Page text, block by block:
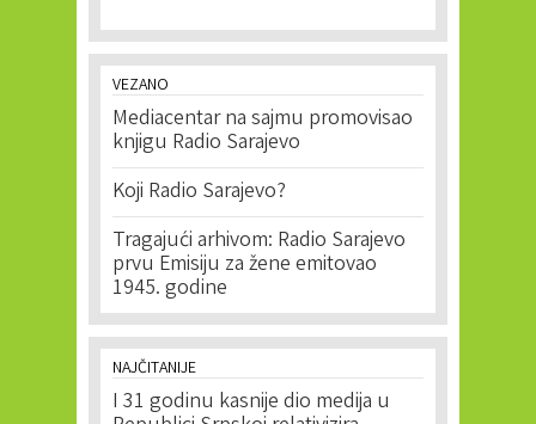
VEZANO
Mediacentar na sajmu promovisao
knjigu Radio Sarajevo
Koji Radio Sarajevo?
Tragajući arhivom: Radio Sarajevo
prvu Emisiju za žene emitovao
1945. godine
NAJČITANIJE
I 31 godinu kasnije dio medija u